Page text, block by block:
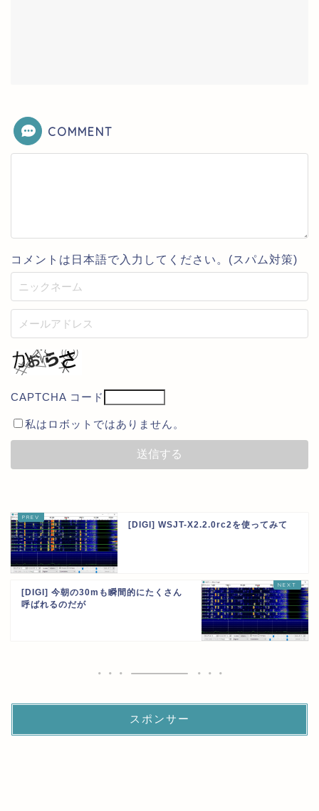
COMMENT
コメントは日本語で入力してください。(スパム対策)
CAPTCHA コード
私はロボットではありません。
[DIGI] WSJT-X2.2.0rc2を使ってみて
[DIGI] 今朝の30mも瞬間的にたくさん
呼ばれるのだが
スポンサー